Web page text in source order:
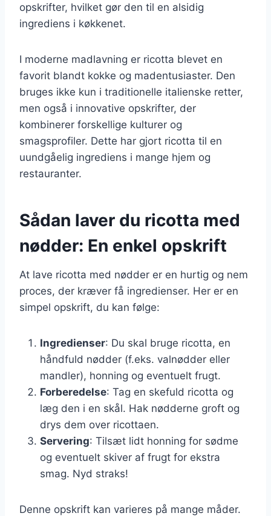
opskrifter, hvilket gør den til en alsidig
ingrediens i køkkenet.
I moderne madlavning er ricotta blevet en
favorit blandt kokke og madentusiaster. Den
bruges ikke kun i traditionelle italienske retter,
men også i innovative opskrifter, der
kombinerer forskellige kulturer og
smagsprofiler. Dette har gjort ricotta til en
uundgåelig ingrediens i mange hjem og
restauranter.
Sådan laver du ricotta med
nødder: En enkel opskrift
At lave ricotta med nødder er en hurtig og nem
proces, der kræver få ingredienser. Her er en
simpel opskrift, du kan følge:
Ingredienser: Du skal bruge ricotta, en
håndfuld nødder (f.eks. valnødder eller
mandler), honning og eventuelt frugt.
Forberedelse: Tag en skefuld ricotta og
læg den i en skål. Hak nødderne groft og
drys dem over ricottaen.
Servering: Tilsæt lidt honning for sødme
og eventuelt skiver af frugt for ekstra
smag. Nyd straks!
Denne opskrift kan varieres på mange måder.